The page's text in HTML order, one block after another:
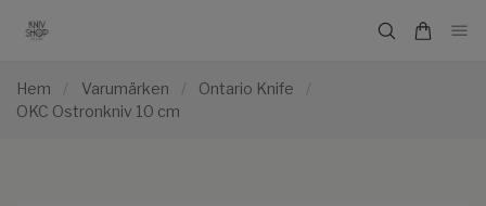
Hem / Varumärken / Ontario Knife
/
OKC Ostronkniv 10 cm